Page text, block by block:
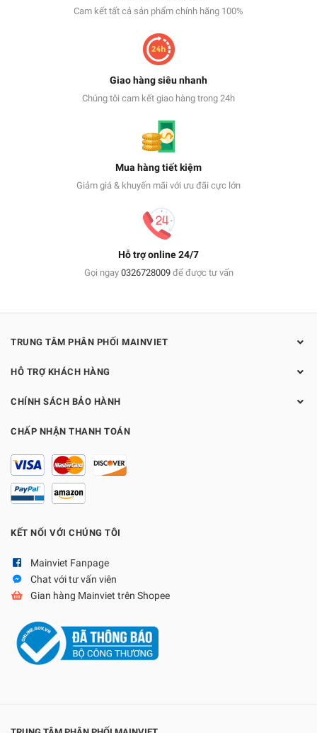
Cam kết tất cả sản phẩm chính hãng 100%
Giao hàng siêu nhanh
Chúng tôi cam kết giao hàng trong 24h
Mua hàng tiết kiệm
Giảm giá & khuyến mãi với ưu đãi cực lớn
Hỗ trợ online 24/7
Gọi ngay 0326728009để được tư vấn
TRUNG TÂM PHÂN PHỐI MAINVIET
HỖ TRỢ KHÁCH HÀNG
CHÍNH SÁCH BẢO HÀNH
CHẤP NHẬN THANH TOÁN
KẾT NỐI VỚI CHÚNG TÔI
Mainviet Fanpage
Chat với tư vấn viên
Gian hàng Mainviet trên Shopee